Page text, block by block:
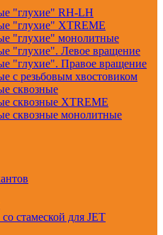
"глухие" RH-LH
"глухие" XTREME
"глухие" монолитные
"глухие". Левое вращение
"глухие". Правое вращение
с резьбовым хвостовиком
сквозные
сквозные XTREME
сквозные монолитные
стамеской для JET